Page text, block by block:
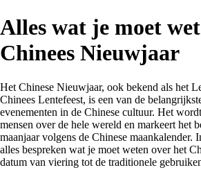
Alles wat je moet
Chinees Nieuwjaar
Het Chinese Nieuwjaar, ook bekend als het
Chinees Lentefeest, is een van de
evenementen in de Chinese cultuur. Het
mensen over de hele wereld en markeert het
maanjaar volgens de Chinese maankalender.
alles bespreken wat je moet weten over het
datum van viering tot de traditionele